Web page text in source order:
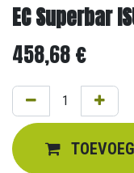
EC Superbar
458,68€